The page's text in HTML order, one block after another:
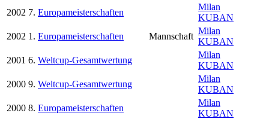
2002 7. Europameisterschaften
Milan
KUBAN
2002 1. Europameisterschaften Mannschaft
Milan
KUBAN
2001 6. Weltcup-Gesamtwertung
Milan
KUBAN
2000 9. Weltcup-Gesamtwertung
Milan
KUBAN
2000 8. Europameisterschaften
Milan
KUBAN